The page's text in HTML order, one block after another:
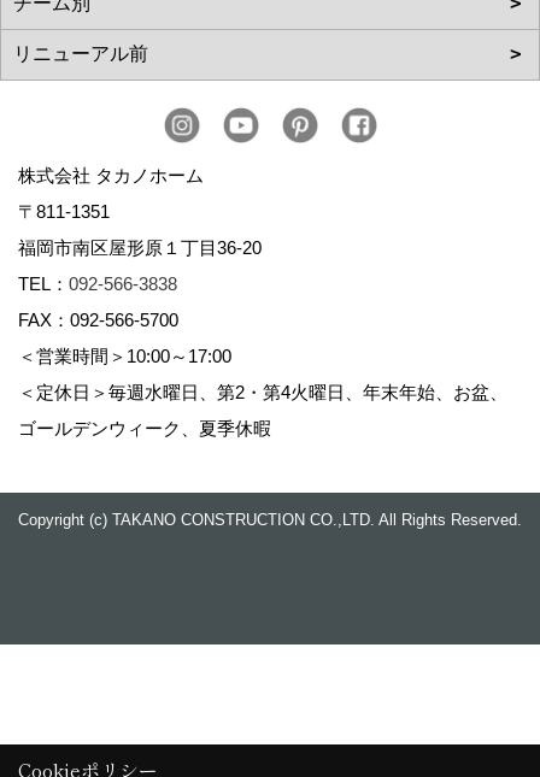
株式会社 タカノホーム
〒811-1351
福岡市南区屋形原１丁目36-20
TEL： 092-566-3838
FAX：092-566-5700
＜営業時間＞10:00～17:00
＜定休日＞毎週水曜日、第2・第4火曜日、年末年始、お盆、
ゴールデンウィーク、夏季休暇
Copyright (c) TAKANO CONSTRUCTION CO.,LTD. All Rights Reserved.
Cookieポリシー